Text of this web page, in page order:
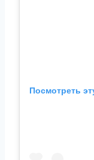
Посмотреть